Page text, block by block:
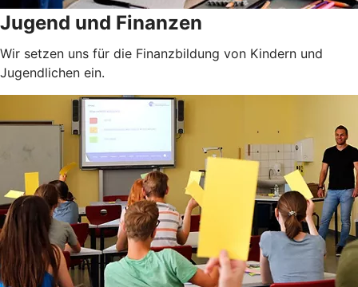
Jugend und Finanzen
Wir setzen uns für die Finanzbildung von Kindern und
Jugendlichen ein.